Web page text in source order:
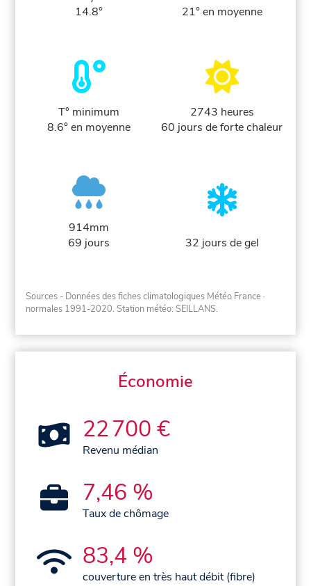
14.8°
21° en moyenne
T° minimum
8.6° en moyenne
2743 heures
60 jours de forte chaleur
914mm
69 jours
32 jours de gel
Sources - Données des fiches climatologiques Météo France ·
normales 1991-2020. Station météo: SEILLANS.
Économie
22 700 €
Revenu médian
7,46 %
Taux de chômage
83,4 %
couverture en très haut débit (fibre)